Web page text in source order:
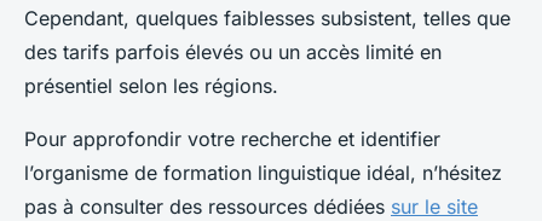
Cependant, quelques faiblesses subsistent, telles que
des tarifs parfois élevés ou un accès limité en
présentiel selon les régions.
Pour approfondir votre recherche et identifier
l’organisme de formation linguistique idéal, n’hésitez
pas à consulter des ressources dédiées sur le site